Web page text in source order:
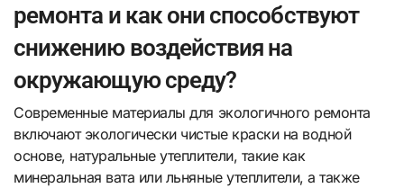
ремонта и как они способствуют
снижению воздействия на
окружающую среду?
Современные материалы для экологичного ремонта
включают экологически чистые краски на водной
основе, натуральные утеплители, такие как
минеральная вата или льняные утеплители, а также